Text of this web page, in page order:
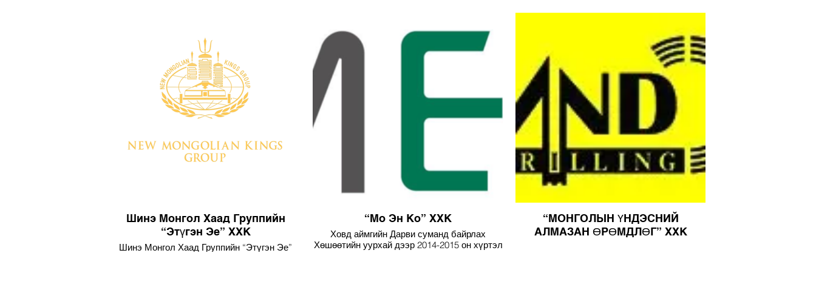
200-700 хүнд тасралтгүй тууштай түргэн
Шинэ Монгол Хаад Группийн
“Этүгэн Эе” ХХК
Шинэ Монгол Хаад Группийн “Этүгэн Эе”
“Мо Эн Ко” ХХК
Ховд аймгийн Дарви суманд байрлах
Хөшөөтийн уурхай дээр 2014-2015 он хүртэл
“МОНГОЛЫН ҮНДЭСНИЙ
АЛМАЗАН ӨРӨМДЛӨГ” ХХК